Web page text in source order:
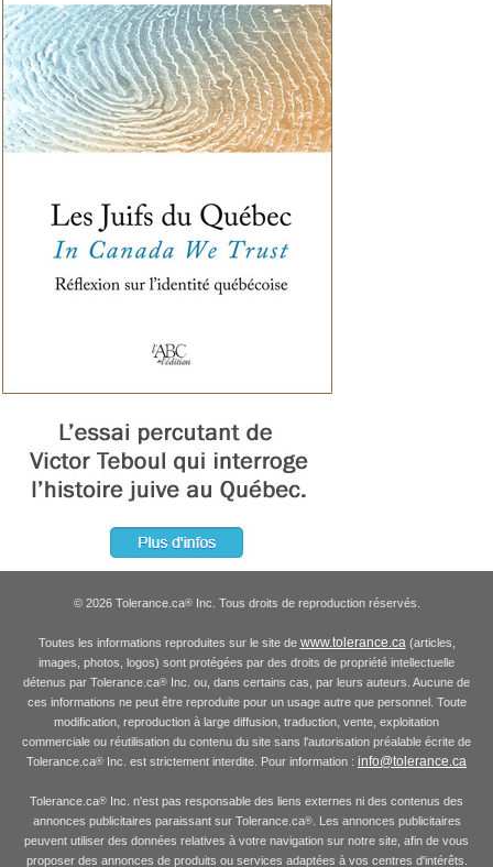
© 2026 Tolerance.ca®Inc. Tous droits de reproduction réservés.
Toutes les informations reproduites sur le site de www.tolerance.ca(articles,
images, photos, logos) sont protégées par des droits de propriété intellectuelle
détenus par Tolerance.ca® Inc. ou, dans certains cas, par leurs auteurs. Aucune de
ces informations ne peut être reproduite pour un usage autre que personnel. Toute
modification, reproduction à large diffusion, traduction, vente, exploitation
commerciale ou réutilisation du contenu du site sans l'autorisation préalable écrite de
Tolerance.ca® Inc. est strictement interdite. Pour information : info@tolerance.ca
Tolerance.ca® Inc. n'est pas responsable des liens externes ni des contenus des
annonces publicitaires paraissant sur Tolerance.ca®. Les annonces publicitaires
peuvent utiliser des données relatives à votre navigation sur notre site, afin de vous
proposer des annonces de produits ou services adaptées à vos centres d'intérêts.